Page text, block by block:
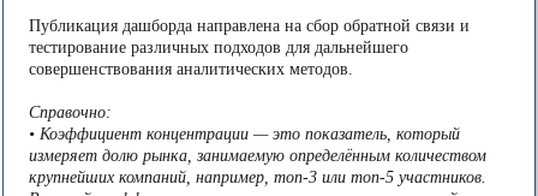
Публикация дашборда направлена на сбор обратной связи и
тестирование различных подходов для дальнейшего
совершенствования аналитических методов.
Справочно:
• Коэффициент концентрации — это показатель, который
измеряет долю рынка, занимаемую определённым количеством
крупнейших компаний, например, топ-3 или топ-5 участников.